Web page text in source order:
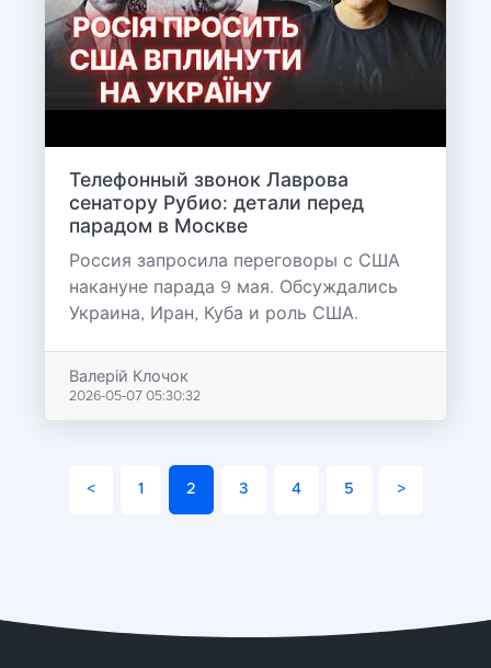
Телефонный звонок Лаврова
сенатору Рубио: детали перед
парадом в Москве
Россия запросила переговоры с США
накануне парада 9 мая. Обсуждались
Украина, Иран, Куба и роль США.
Валерій Клочок
2026-05-07 05:30:32
< 1 2 3 4 5 >